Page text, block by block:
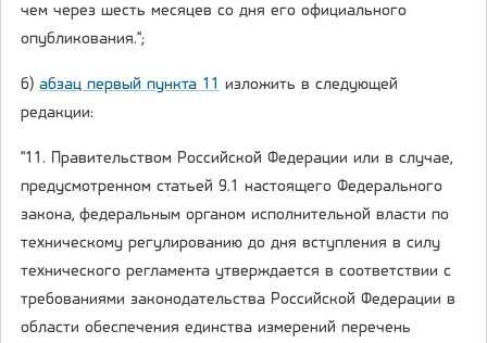
чем через шесть месяцев со дня его официального
опубликования.";
б) абзац первый пункта 11 изложить в следующей
редакции:
"11. Правительством Российской Федерации или в случае,
предусмотренном статьей 9.1 настоящего Федерального
закона, федеральным органом исполнительной власти по
техническому регулированию до дня вступления в силу
технического регламента утверждается в соответствии с
требованиями законодательства Российской Федерации в
области обеспечения единства измерений перечень